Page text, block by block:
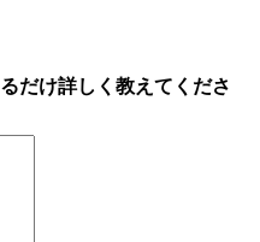
だけ詳しく教えてくださ